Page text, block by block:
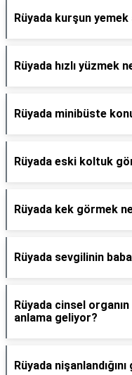
Rüyada kurşun
Rüyada hızlı yüzmek
Rüyada minibüste
Rüyada eski koltuk
Rüyada kek görmek
Rüyada sevgilinin
Rüyada cinsel
anlama geliyor?
Rüyada